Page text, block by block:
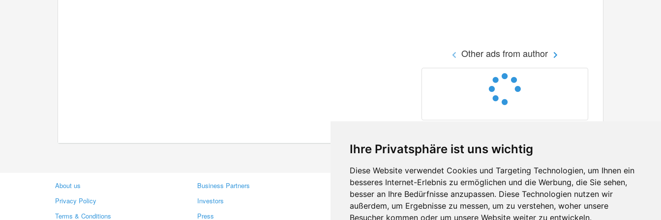
Ihre Privatsphäre ist uns wichtig
Diese Website verwendet Cookies und Targeting Technologien, um Ihnen ein
besseres Internet-Erlebnis zu ermöglichen und die Werbung, die Sie sehen,
besser an Ihre Bedürfnisse anzupassen. Diese Technologien nutzen wir
außerdem, um Ergebnisse zu messen, um zu verstehen, woher unsere
Besucher kommen oder um unsere Website weiter zu entwickeln.
Other ads from author
About us
Privacy Policy
Terms & Conditions
Business Partners
Investors
Press
Contacts
Feedback
Report A Bug
Facebook
Twitter
YouTube